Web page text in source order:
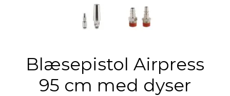
Blæsepistol Airpress
95 cm med dyser